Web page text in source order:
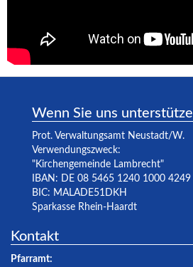
Wenn Sie uns
Prot. Verwaltungsamt Neustadt/W.
Verwendungszweck:
"Kirchengemeinde Lambrecht"
IBAN: DE 08 5465 1240 1000
BIC: MALADE51DKH
Sparkasse Rhein-Haardt
Kontakt
Pfarramt: